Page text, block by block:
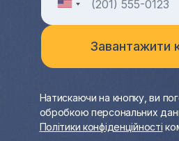
Натискаючи на кнопку, ви
обробкою персональних
Політики конфіденційності